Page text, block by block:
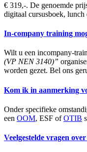
€ 319,-. De genoemde
digitaal cursusboek,
In-company training
Wilt u een incompany-
(VP NEN 3140)”
worden gezet. Bel ons
Kom ik in aanmerking
Onder specifieke
een OOM, ESF ofOTIB
Veelgestelde vragen